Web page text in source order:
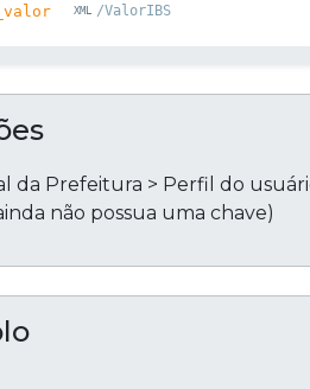
/ValorIBS
Prefeitura > Perfil do
não possua uma chave)